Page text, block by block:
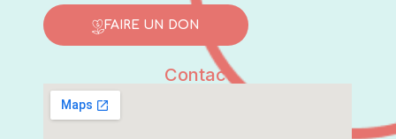
FAIRE UN DON
Contact